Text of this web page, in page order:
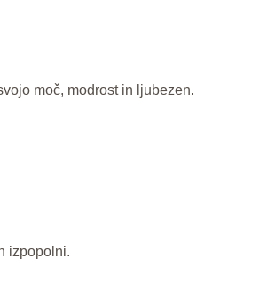
moč, modrost in ljubezen.
izpopolni.